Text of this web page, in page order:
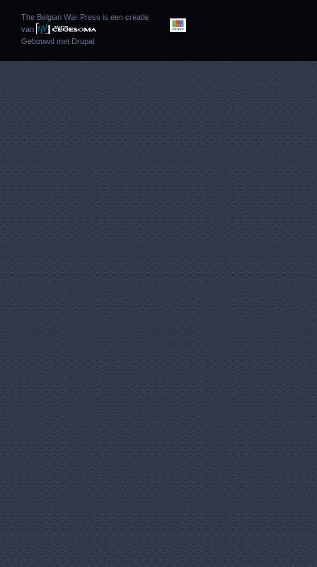
The Belgian War Press is een creatie
van
Gebouwd met Drupal